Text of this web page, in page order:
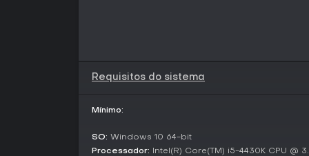
Requisitos do sistema
Mínimo:
SO: Windows 10 64-bit
Processador: Intel(R) Core(TM) i5-4430K CPU @